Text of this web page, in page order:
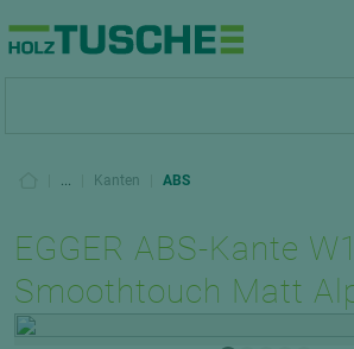
... Kanten ABS
EGGER ABS-Kante
Smoothtouch Matt